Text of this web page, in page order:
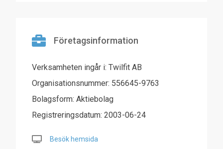
Företagsinformation
Verksamheten ingår i: Twilfit AB
Organisationsnummer: 556645-9763
Bolagsform: Aktiebolag
Registreringsdatum: 2003-06-24
Besök hemsida